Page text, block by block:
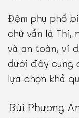
Đệm phụ phổ
chữ vẫn là Thị,
và an toàn, ví
dưới đây cung
lựa chọn khả
Bùi Phương